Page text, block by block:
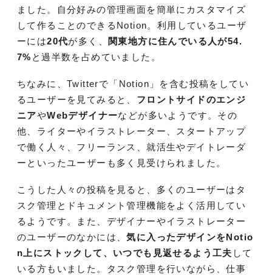
ました。自分好みの管理画面を簡単にカスタマイズ
して作ることのできるNotion。利用しているユーザ
ーには20代が多く、
関東地方に住んでいる人が54.
7% と過半数を占めていました。
ちなみに、Twitterで「Notion」を含む投稿をしてい
るユーザーを見てみると、 フロントサイドのエンジ
ニアやWebデザイナーなどが多いようです。その
他、ライターやイラストレーター、スタートアップ
で働く人々、フリーランス、就活生やデイトレーダ
ーといったユーザーも多く見受けられました。
こうした人々の投稿を見ると、多くのユーザーはタ
スク管理とドキュメント管理機能をよく活用してい
るようです。また、デザイナーやイラストレーター
のユーザーのなかには、気に入ったデザインをNotio
n上にストックして、いつでも見返せるよう工夫 して
いる方もいました。タスク管理を行いながら、仕事